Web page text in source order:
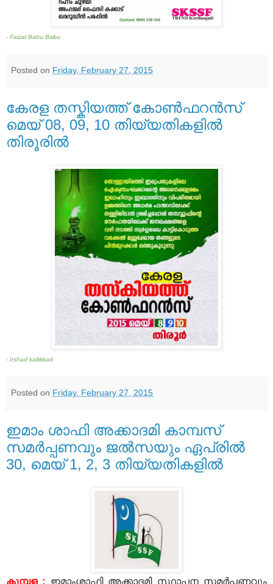
- Faizal Babu Babu
Posted on Friday, February 27, 2015
കേരള തസ്കിയത്ത് കോണ്‍ഫറന്‍സ്
മെയ് 08, 09, 10 തിയ്യതികളില്‍
തിരൂരില്‍
- Irshad kallikkad
Posted on Friday, February 27, 2015
ഇമാം ശാഫി അക്കാദമി കാമ്പസ്
സമര്‍പ്പണവും ജല്‍സയും ഏപ്രില്‍
30, മെയ് 1, 2, 3 തിയ്യതികളില്‍
കുമ്പള : ഇമാംശാഫി അക്കാദമി സ്ഥാപന സമര്‍പ്പണവും